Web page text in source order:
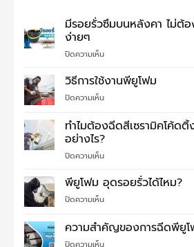
มีรอยรั่วซึมบนหลังคา ไม่ต้
ง่ายๆ
ปิดความเห็นบน
รอย
ซึม
หลังคา
ไม่
ตกใจ
ปัญหา
วิธีการใช้งานพียูโฟม
ปิดความเห็นบน
การ
ใช้
พี
โฟม
ทำไมต้องฉีดสีเซรามิคโค้ด
อย่างไร?
ปิดความเห็นบน
ต้อง
ฉีด
สี
โค้ด
พียูโฟม อุดรอยรั่วได้ไหม?
ปิดความเห็นบน
ยู
โฟม
ความสำคัญของการฉีดพียู
บน